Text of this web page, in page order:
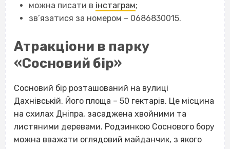
можна писати в інстаграм;
зв’язатися за номером – 0686830015.
Атракціони в парку
«Сосновий бір»
Сосновий бір розташований на вулиці
Дахнівській. Його площа – 50 гектарів. Це місцина
на схилах Дніпра, засаджена хвойними та
листяними деревами. Родзинкою Соснового бору
можна вважати оглядовий майданчик, з якого